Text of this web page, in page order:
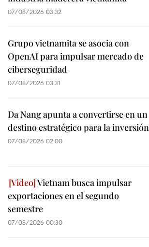
07/08/2026 03:32
Grupo vietnamita se asocia con
OpenAI para impulsar mercado de
ciberseguridad
07/08/2026 03:31
Da Nang apunta a convertirse en un
destino estratégico para la inversión
07/08/2026 02:00
Vietnam busca impulsar
exportaciones en el segundo
semestre
07/08/2026 00:30